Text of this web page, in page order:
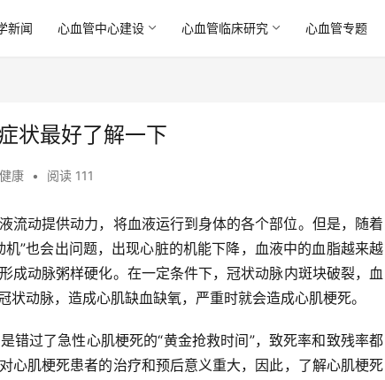
新闻 心血管中心建设 心血管临床研究 心血管专题
状最好了解一下
康 • 阅读 111
流动提供动力，将血液运行到身体的各个部位。但是，随着
”也会出问题，出现心脏的机能下降，血液中的血脂越来越
成动脉粥样硬化。在一定条件下，冠状动脉内斑块破裂，血
动脉，造成心肌缺血缺氧，严重时就会造成心肌梗死。
错过了急性心肌梗死的“黄金抢救时间”，致死率和致残率都
心肌梗死患者的治疗和预后意义重大，因此，了解心肌梗死